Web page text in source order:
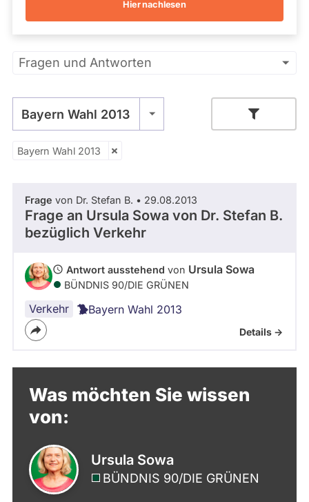
Kandidaturen
und
Mandaten
nicht
berücksichtigt.
Hier nachlesen
Primäre
Fragen und Antworten
Bayern Wahl 2013
Zeitraum
Thema
- Alle -
Bayern Wahl 2013
Frage von Dr. Stefan B. • 29.08.2013
Frage an Ursula Sowa von Dr. Stefan B.
bezüglich Verkehr
Antwort ausstehend von Ursula Sowa
BÜNDNIS 90/­DIE GRÜNEN
Verkehr Bayern Wahl 2013
Details ->
Was möchten Sie wissen
von:
Ursula Sowa
BÜNDNIS 90/­DIE GRÜNEN